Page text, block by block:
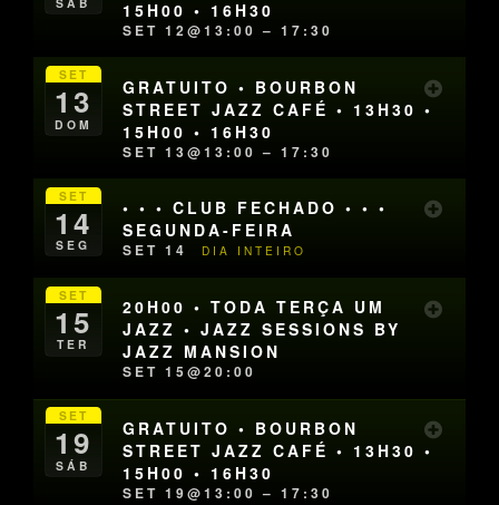
15H00 • 16H30
SET 12@13:00 – 17:30
SET
13
DOM
GRATUITO • BOURBON
STREET JAZZ CAFÉ • 13H30 •
15H00 • 16H30
SET 13@13:00 – 17:30
SET
14
SEG
• • • CLUB FECHADO • • •
SEGUNDA-FEIRA
SET 14 DIA INTEIRO
SET
15
TER
20H00 • TODA TERÇA UM
JAZZ • JAZZ SESSIONS BY
JAZZ MANSION
SET 15@20:00
SET
19
SÁB
GRATUITO • BOURBON
STREET JAZZ CAFÉ • 13H30 •
15H00 • 16H30
SET 19@13:00 – 17:30